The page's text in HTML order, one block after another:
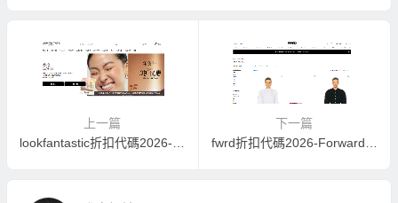
上一篇
下一篇